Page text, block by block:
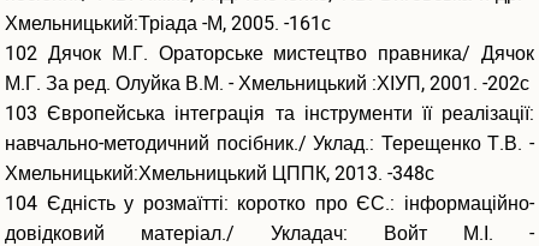
Хмельницький:Тріада -М, 2005. -161с
102 Дячок М.Г. Ораторське мистецтво правника/ Дячок
М.Г. За ред. Олуйка В.М. - Хмельницький :ХІУП, 2001. -202с
103 Європейська інтеграція та інструменти її реалізації:
навчально-методичний посібник./ Уклад.: Терещенко Т.В. -
Хмельницький:Хмельницький ЦППК, 2013. -348с
104 Єдність у розмаїтті: коротко про ЄС.: інформаційно-
довідковий матеріал./ Укладач: Войт М.І. -